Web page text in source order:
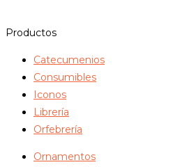
Productos
Catecumenios
Consumibles
Iconos
Librería
Orfebrería
Ornamentos